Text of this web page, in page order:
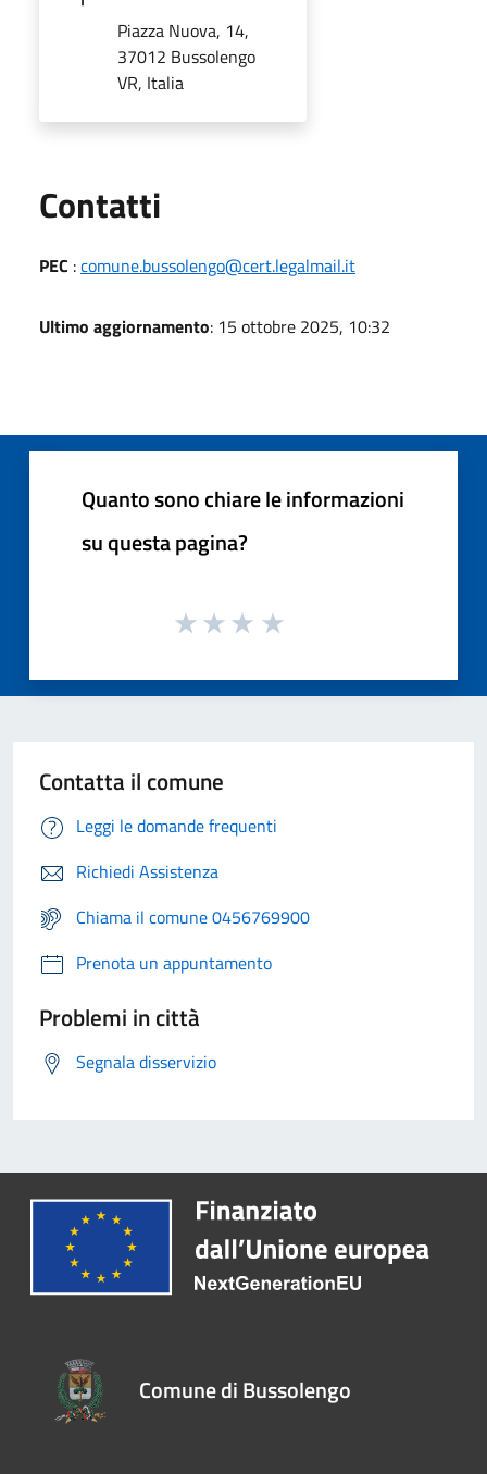
Piazza Nuova, 14,
37012 Bussolengo
VR, Italia
Contatti
PEC :comune.bussolengo@cert.legalmail.it
Ultimo aggiornamento: 15 ottobre 2025, 10:32
Quanto sono chiare le informazioni
su questa pagina?
Contatta il comune
Leggi le domande frequenti
Richiedi Assistenza
Chiama il comune 0456769900
Prenota un appuntamento
Problemi in città
Segnala disservizio
Comune di Bussolengo